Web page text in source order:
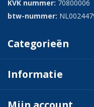
KVK nummer: 70800006
btw-nummer:
Categorieën
Informatie